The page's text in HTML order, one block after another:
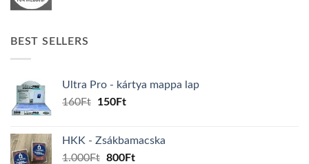
BEST SELLERS
Ultra Pro - kártya mappa lap
160Ft
Original
160Ft.
150FtCurrent
150Ft.
HKK - Zsákbamacska
1.000Ft Original
800FtCurrent